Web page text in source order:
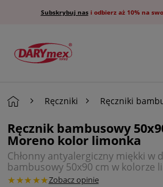
Subskrybuj nasi odbierz aż 10% na
Ręczniki Ręczniki
Ręcznik bambusowy
Moreno kolor limonka
Chłonny antyalergiczny miękki w
bambusowy 50x90 cm w kolorze
★★★★★Zobacz opinie